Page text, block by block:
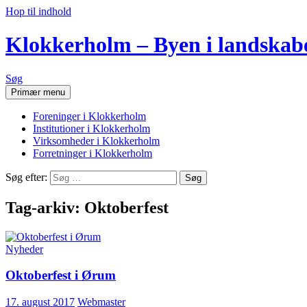
Hop til indhold
Klokkerholm – Byen i
Søg
Primær menu
Foreninger i Klokkerholm
Institutioner i Klokkerholm
Virksomheder i Klokkerholm
Forretninger i Klokkerholm
Søg efter:
Tag-arkiv: Oktoberfest
Nyheder
Oktoberfest i Ørum
17. august 2017 Webmaster